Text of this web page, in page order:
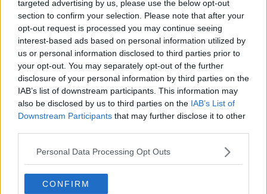
targeted advertising by us, please use the below opt-out
section to confirm your selection. Please note that after your
opt-out request is processed you may continue seeing
interest-based ads based on personal information utilized by
us or personal information disclosed to third parties prior to
your opt-out. You may separately opt-out of the further
disclosure of your personal information by third parties on the
IAB’s list of downstream participants. This information may
also be disclosed by us to third parties on the IAB’s List of
Downstream Participants that may further disclose it to other
Personal Data Processing Opt Outs
CONFIRM
Verantwortung verlangt – genau diesen Anspruch
vertrete ich in unserer täglichen Berichterstattung.
Beiträge des Autors ansehen
Besucher 0
Vorheriger Artikel
Team SD Worx-
Protime enthüllt das
Nächster Artikel